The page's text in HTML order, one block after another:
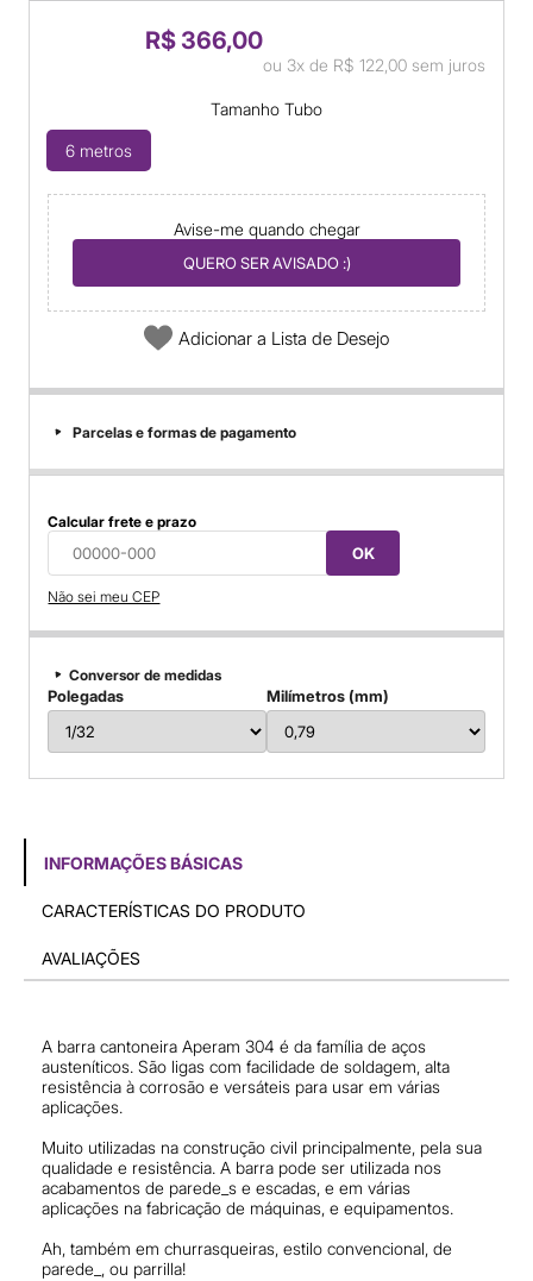
R$ 366,00
ou 3x de R$ 122,00sem juros
Tamanho Tubo
6 metros
Avise-me quando chegar
QUERO SER AVISADO :)
Adicionar a Lista de Desejo
Parcelas e formas de pagamento
Calcular frete e prazo
OK
Não sei meu CEP
Conversor de medidas
Polegadas Milímetros (mm)
INFORMAÇÕES BÁSICAS
CARACTERÍSTICAS DO PRODUTO
AVALIAÇÕES
A barra cantoneira Aperam 304 é da família de aços
austeníticos. São ligas com facilidade de soldagem, alta
resistência à corrosão e versáteis para usar em várias
aplicações.
Muito utilizadas na construção civil principalmente, pela sua
qualidade e resistência. A barra pode ser utilizada nos
acabamentos de parede_s e escadas, e em várias
aplicações na fabricação de máquinas, e equipamentos.
Ah, também em churrasqueiras, estilo convencional, de
parede_, ou parrilla!